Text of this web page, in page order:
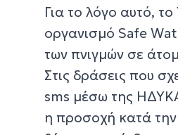
Για το λόγο αυτό,
οργανισμό Safe
των πνιγμών σε
Στις δράσεις που
sms μέσω της
η προσοχή κατά